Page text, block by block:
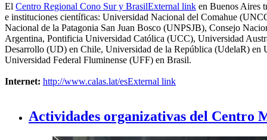
El Centro Regional Cono Sur y BrasilExternal link en Buenos Aires
e instituciones científicas: Universidad Nacional del Comahue
Nacional de la Patagonia San Juan Bosco (UNPSJB), Consejo
Argentina, Pontificia Universidad Católica (UCC), Universidad
Desarrollo (UD) en Chile, Universidad de la República (UdelaR)
Universidad Federal Fluminense (UFF) en Brasil.
Internet: http://www.calas.lat/esExternal link
Actividades organizativas del Centro